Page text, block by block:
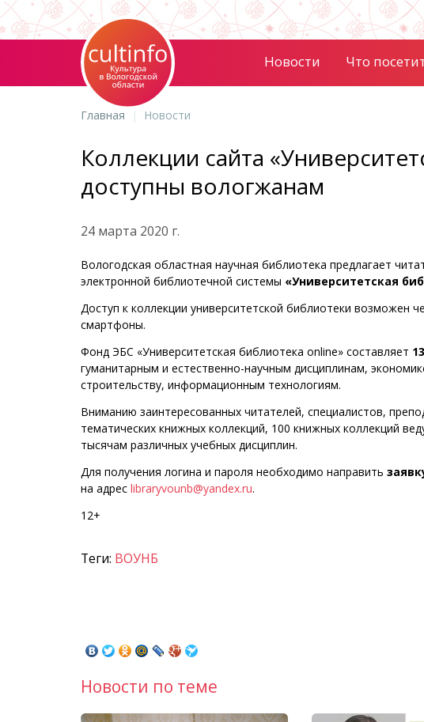
Новости Что
Главная Новости
Коллекции сайта
доступны вологжанам
24 марта 2020 г.
Вологодская областная научная библиотека предлагает
электронной библиотечной системы «Университетская
Доступ к коллекции университетской библиотеки
смартфоны.
Фонд ЭБС «Университетская библиотека online» составляет
гуманитарным и естественно-научным дисциплинам,
строительству, информационным технологиям.
Вниманию заинтересованных читателей, специалистов,
тематических книжных коллекций, 100 книжных коллекций
тысячам различных учебных дисциплин.
Для получения логина и пароля необходимо направить
на адрес libraryvounb@yandex.ru.
12+
Теги: ВОУНБ
Новости по теме